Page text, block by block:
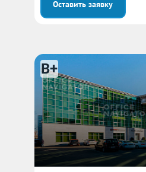
Оставить заявку
B+